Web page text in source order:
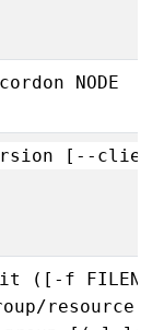
NODE
[--
([-f